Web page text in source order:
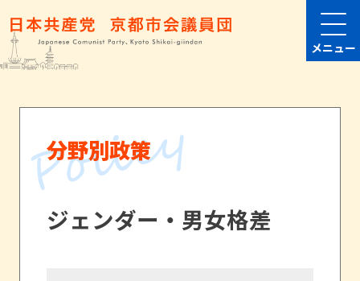
メニュー
分野別政策
ジェンダー・男女格差